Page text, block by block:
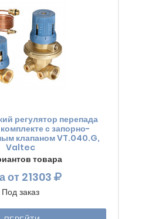
регулятор перепада
с запорно-
клапаном VT.040.G,
Valtec
товара
от 21303
Под заказ